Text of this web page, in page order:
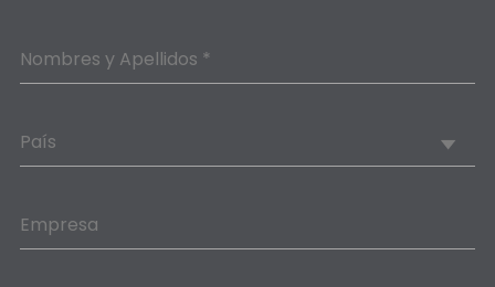
Nombres y Apellidos *
País
Empresa